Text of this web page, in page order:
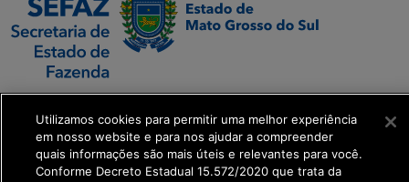
SETDIG | Secretaria-
Executiva de
Transformação Digital
Utilizamos cookies para permitir uma melhor experiência
em nosso website e para nos ajudar a compreender
quais informações são mais úteis e relevantes para você.
Conforme Decreto Estadual 15.572/2020 que trata da